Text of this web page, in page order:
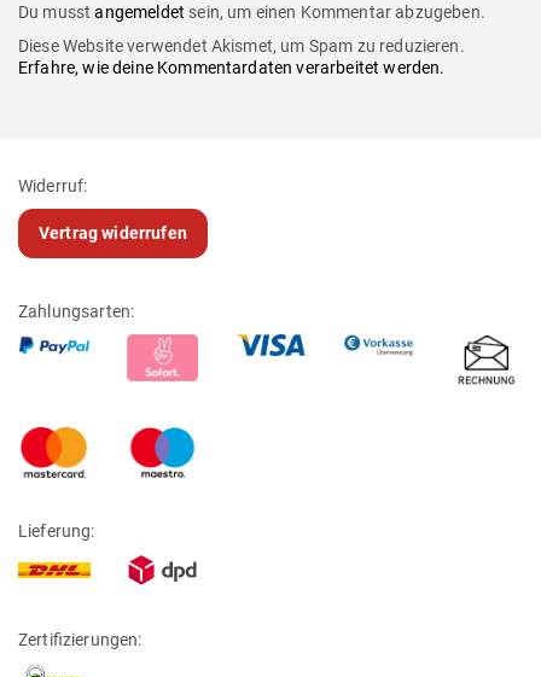
Du musstangemeldet sein, um einen Kommentar abzugeben.
Diese Website verwendet Akismet, um Spam zu reduzieren.
Erfahre, wie deine Kommentardaten verarbeitet werden.
Widerruf:
Vertrag widerrufen
Zahlungsarten:
Lieferung:
Zertifizierungen: